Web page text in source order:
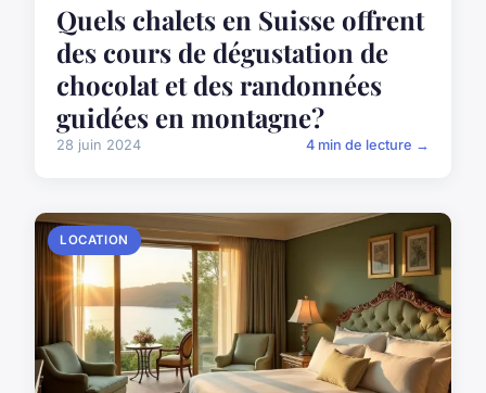
Quels chalets en Suisse offrent
des cours de dégustation de
chocolat et des randonnées
guidées en montagne?
28 juin 2024 4 min de lecture →
LOCATION